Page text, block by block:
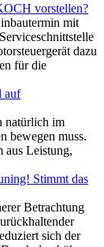
vorstellen?
mit
dazu
für die
auf
natürlich im
bewegen muss.
aus Leistung,
Stimmt das
Betrachtung
sich der